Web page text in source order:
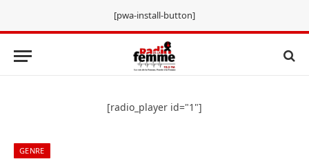
[pwa-install-button]
[radio_player id="1"]
GENRE